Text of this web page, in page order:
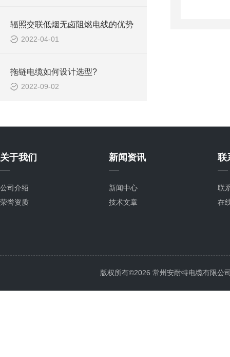
辐照交联低烟无卤阻燃电线的优势
2022-04-01
拖链电缆如何设计选型?
2022-09-02
关于我们
公司介绍
荣誉资质
新闻资讯
新闻中心
技术文章
联
联
在
版权所有©2026 常州安耐特电缆有限